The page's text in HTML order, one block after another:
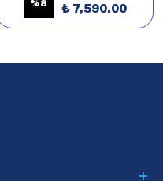
%8 ₺ 7,590.00